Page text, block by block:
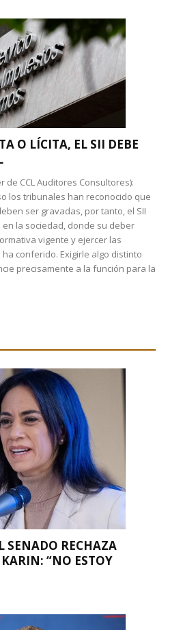
O LÍCITA, EL SII DEBE
de CCL Auditores Consultores):
los tribunales han reconocido que
ser gravadas, por tanto, el SII
la sociedad, donde su deber
vigente y ejercer las
conferido. Exigirle algo distinto
precisamente a la función para la
SENADO RECHAZA
KARIN: “NO ESTOY